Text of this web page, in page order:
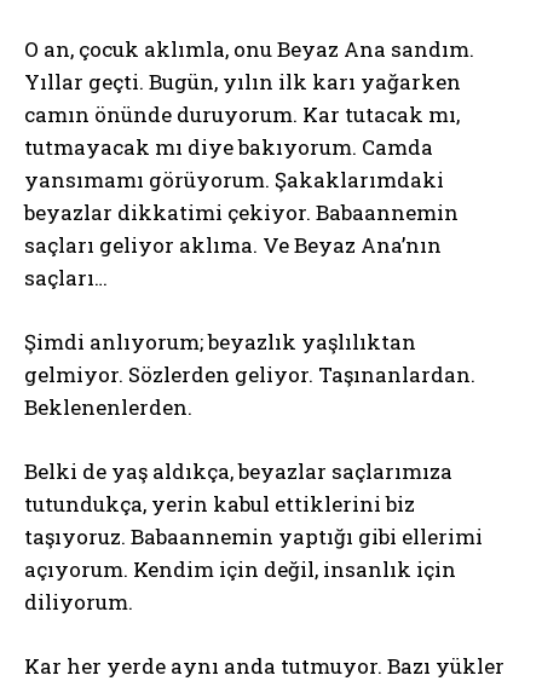
O an, çocuk aklımla, onu Beyaz Ana sandım.
Yıllar geçti. Bugün, yılın ilk karı yağarken
camın önünde duruyorum. Kar tutacak mı,
tutmayacak mı diye bakıyorum. Camda
yansımamı görüyorum. Şakaklarımdaki
beyazlar dikkatimi çekiyor. Babaannemin
saçları geliyor aklıma. Ve Beyaz Ana’nın
saçları…
Şimdi anlıyorum; beyazlık yaşlılıktan
gelmiyor. Sözlerden geliyor. Taşınanlardan.
Beklenenlerden.
Belki de yaş aldıkça, beyazlar saçlarımıza
tutundukça, yerin kabul ettiklerini biz
taşıyoruz. Babaannemin yaptığı gibi ellerimi
açıyorum. Kendim için değil, insanlık için
diliyorum.
Kar her yerde aynı anda tutmuyor. Bazı yükler